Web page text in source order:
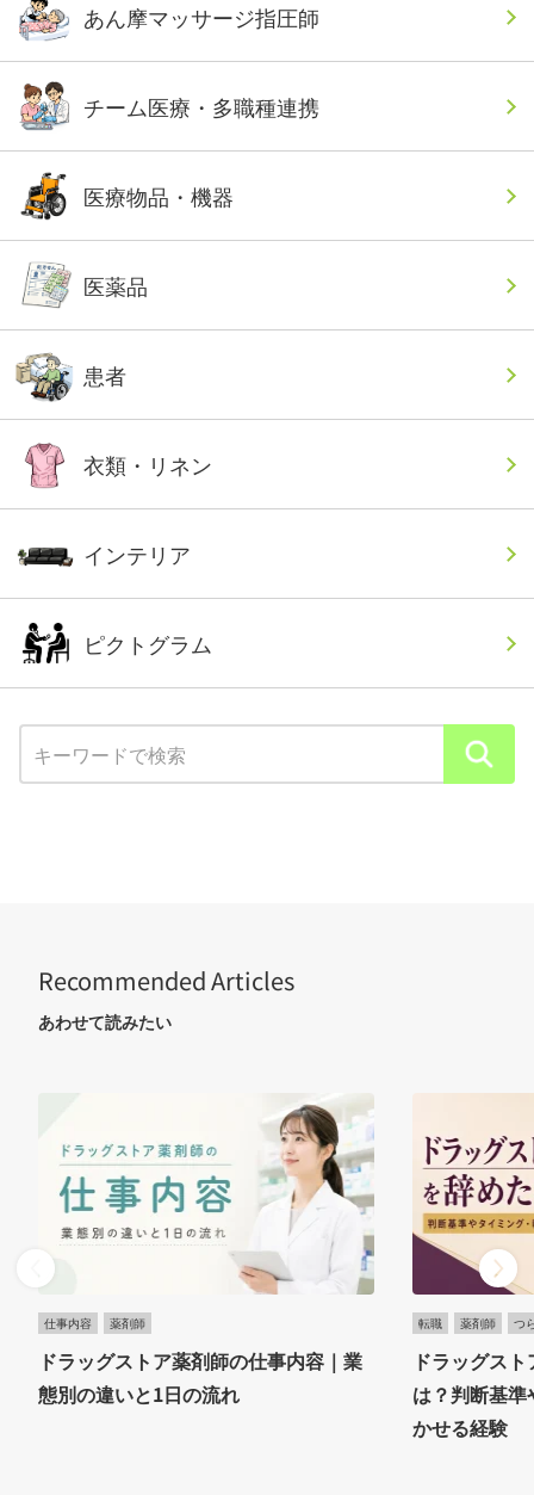
あん摩マッサージ指圧師
チーム医療・多職種連携
医療物品・機器
医薬品
患者
衣類・リネン
インテリア
ピクトグラム
Recommended Articles
あわせて読みたい
仕事内容 薬剤師
ドラッグストア薬剤師の仕事内容｜業
態別の違いと1日の流れ
転職 薬剤師 つ
ドラッグス
は？判断基
かせる経験